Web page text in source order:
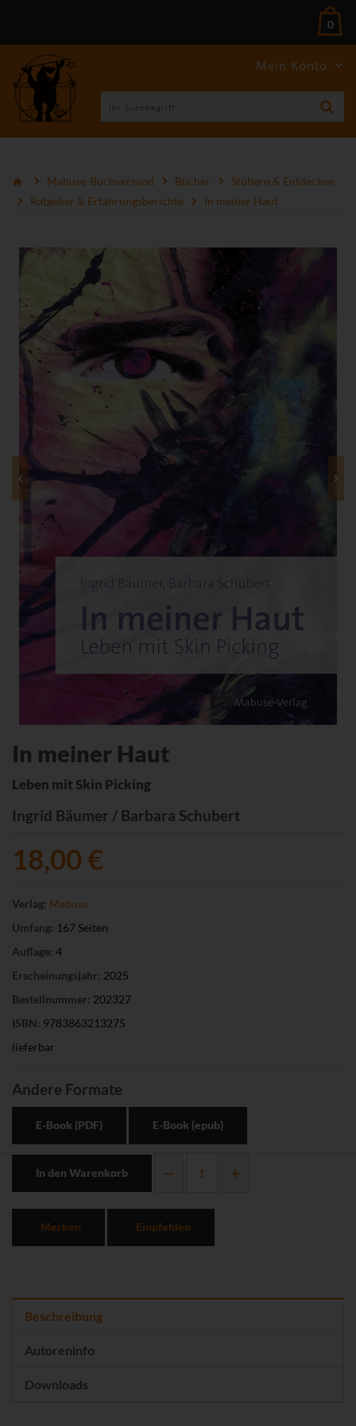
Mein Konto
0
Mabuse-Buchversand Bücher
Stöbern & Entdecken
Ratgeber & Erfahrungsberichte
In meiner Haut
In meiner Haut
Leben mit Skin Picking
Ingrid Bäumer / Barbara Schubert
18,00 €
Verlag: Mabuse
Umfang: 167 Seiten
Auflage: 4
Erscheinungsjahr: 2025
Bestellnummer: 202327
ISBN: 9783863213275
lieferbar
Andere Formate
E-Book (PDF) E-Book (epub)
In den Warenkorb
Merken Empfehlen
Beschreibung
Autoreninfo
Downloads